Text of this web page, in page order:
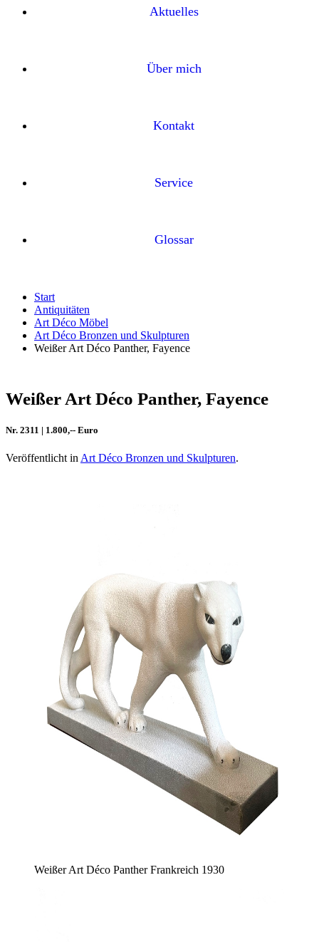
Aktuelles
Über mich
Kontakt
Service
Glossar
Start
Antiquitäten
Art Déco Möbel
Art Déco Bronzen und Skulpturen
Weißer Art Déco Panther, Fayence
Weißer Art Déco Panther, Fayence
Nr. 2311 | 1.800,-- Euro
Veröffentlicht in Art Déco Bronzen und Skulpturen.
Weißer Art Déco Panther Frankreich 1930